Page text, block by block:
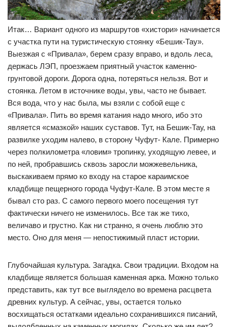
Итак… Вариант одного из маршрутов «хистори» начинается
с участка пути на туристическую стоянку «Бешик-Тау».
Выезжая с «Привала», берем сразу вправо, и вдоль леса,
держась ЛЭП, проезжаем приятный участок каменно-
грунтовой дороги. Дорога одна, потеряться нельзя. Вот и
стоянка. Летом в источнике воды, увы, часто не бывает.
Вся вода, что у нас была, мы взяли с собой еще с
«Привала». Пить во время катания надо много, ибо это
является «смазкой» наших суставов. Тут, на Бешик-Тау, на
развилке уходим налево, в сторону Чуфут- Кале. Примерно
через полкилометра «ловим» тропинку, уходящую левее, и
по ней, пробравшись сквозь заросли можжевельника,
выскакиваем прямо ко входу на старое караимское
кладбище пещерного города Чуфут-Кале. В этом месте я
бывал сто раз. С самого первого моего посещения тут
фактически ничего не изменилось. Все так же тихо,
величаво и грустно. Как ни странно, я очень люблю это
место. Оно для меня — непостижимый пласт истории.
Глубочайшая культура. Загадка. Свои традиции. Входом на
кладбище является большая каменная арка. Можно только
представить, как тут все выглядело во времена расцвета
древних культур. А сейчас, увы, остается только
восхищаться остатками идеально сохранившихся писаний,